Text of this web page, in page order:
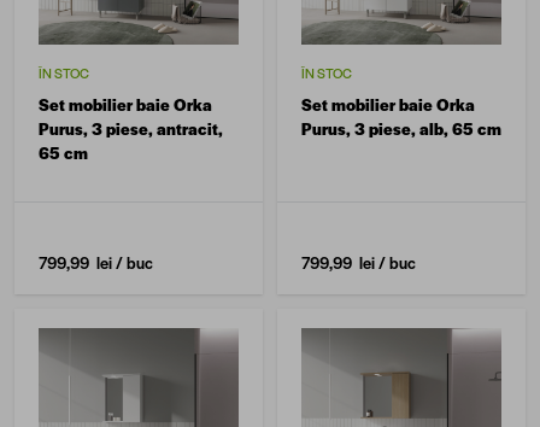
ÎN STOC
Set mobilier baie Orka
Purus, 3 piese, antracit,
65 cm
799,99 lei/ buc
ÎN STOC
Set mobilier baie Orka
Purus, 3 piese, alb, 65 cm
799,99 lei/ buc